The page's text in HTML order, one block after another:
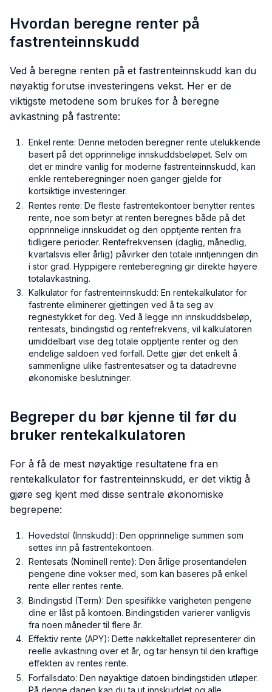
Hvordan beregne renter på
fastrenteinnskudd
Ved å beregne renten på et fastrenteinnskudd kan du
nøyaktig forutse investeringens vekst. Her er de
viktigste metodene som brukes for å beregne
avkastning på fastrente:
Enkel rente: Denne metoden beregner rente utelukkende
basert på det opprinnelige innskuddsbeløpet. Selv om
det er mindre vanlig for moderne fastrenteinnskudd, kan
enkle renteberegninger noen ganger gjelde for
kortsiktige investeringer.
Rentes rente: De fleste fastrentekontoer benytter rentes
rente, noe som betyr at renten beregnes både på det
opprinnelige innskuddet og den opptjente renten fra
tidligere perioder. Rentefrekvensen (daglig, månedlig,
kvartalsvis eller årlig) påvirker den totale inntjeningen din
i stor grad. Hyppigere renteberegning gir direkte høyere
totalavkastning.
Kalkulator for fastrenteinnskudd: En rentekalkulator for
fastrente eliminerer gjettingen ved å ta seg av
regnestykket for deg. Ved å legge inn innskuddsbeløp,
rentesats, bindingstid og rentefrekvens, vil kalkulatoren
umiddelbart vise deg totale opptjente renter og den
endelige saldoen ved forfall. Dette gjør det enkelt å
sammenligne ulike fastrentesatser og ta datadrevne
økonomiske beslutninger.
Begreper du bør kjenne til før du
bruker rentekalkulatoren
For å få de mest nøyaktige resultatene fra en
rentekalkulator for fastrenteinnskudd, er det viktig å
gjøre seg kjent med disse sentrale økonomiske
begrepene:
Hovedstol (Innskudd): Den opprinnelige summen som
settes inn på fastrentekontoen.
Rentesats (Nominell rente): Den årlige prosentandelen
pengene dine vokser med, som kan baseres på enkel
rente eller rentes rente.
Bindingstid (Term): Den spesifikke varigheten pengene
dine er låst på kontoen. Bindingstiden varierer vanligvis
fra noen måneder til flere år.
Effektiv rente (APY): Dette nøkkeltallet representerer din
reelle avkastning over et år, og tar hensyn til den kraftige
effekten av rentes rente.
Forfallsdato: Den nøyaktige datoen bindingstiden utløper.
På denne dagen kan du ta ut innskuddet og alle